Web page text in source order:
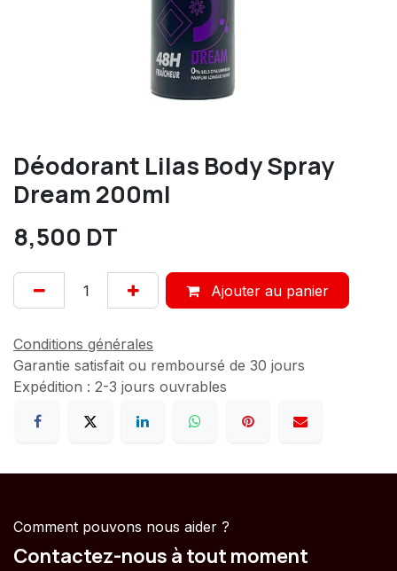
Déodorant Lilas Body Spray
Dream 200ml
8,500 DT
Ajouter au panier
Conditions générales
Garantie satisfait ou remboursé de 30 jours
Expédition : 2-3 jours ouvrables
Comment pouvons nous aider ?
Contactez-nous à tout moment